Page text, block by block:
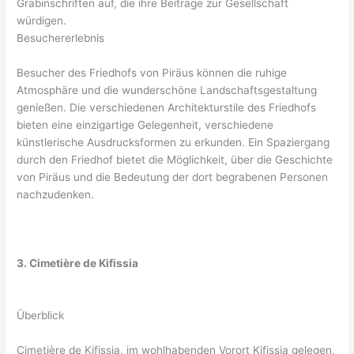
Grabinschriften auf, die ihre Beiträge zur Gesellschaft
würdigen.
Besuchererlebnis
Besucher des Friedhofs von Piräus können die ruhige
Atmosphäre und die wunderschöne Landschaftsgestaltung
genießen. Die verschiedenen Architekturstile des Friedhofs
bieten eine einzigartige Gelegenheit, verschiedene
künstlerische Ausdrucksformen zu erkunden. Ein Spaziergang
durch den Friedhof bietet die Möglichkeit, über die Geschichte
von Piräus und die Bedeutung der dort begrabenen Personen
nachzudenken.
3. Cimetière de Kifissia
Überblick
Cimetière de Kifissia, im wohlhabenden Vorort Kifissia gelegen,